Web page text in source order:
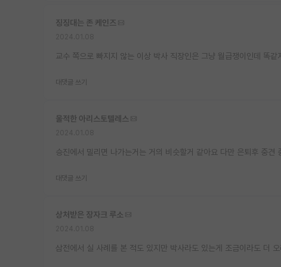
징징대는 존 케인즈
교수 쪽으로 빠지지 않는 이상 박사 직장인은 그냥 월급쟁이인데 똑같
대댓글 쓰기
울적한 아리스토텔레스
승진에서 밀리면 나가는거는 거의 비슷할거 같아요 다만 은퇴후 중
대댓글 쓰기
상처받은 장자크 루소
삼전에서 실 사례를 본 적도 있지만 박사라도 있는게 조금이라도 더